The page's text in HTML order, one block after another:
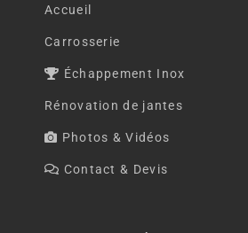
Accueil
Carrosserie
Échappement Inox
Rénovation de jantes
Photos & Vidéos
Contact & Devis